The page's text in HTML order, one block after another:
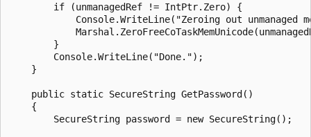
        if (unmanagedRef != IntPtr.Zero) {
Console.WriteLine("Zeroing out unmanaged
        }
        Console.WriteLine("Done.");
    }
    public static SecureString GetPassword()
    {
        SecureString password = new SecureString();